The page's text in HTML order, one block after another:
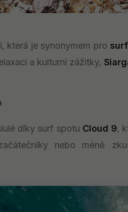
která je synonymem pro
a kulturní zážitky,
díky surf spotu Cloud 9,
nebo méně